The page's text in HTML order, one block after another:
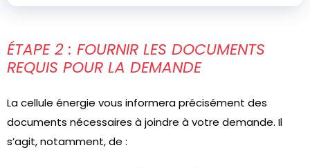
ÉTAPE 2 : FOURNIR LES DOCUMENTS
REQUIS POUR LA DEMANDE
La cellule énergie vous informera précisément des
documents nécessaires à joindre à votre demande. Il
s’agit, notamment, de :